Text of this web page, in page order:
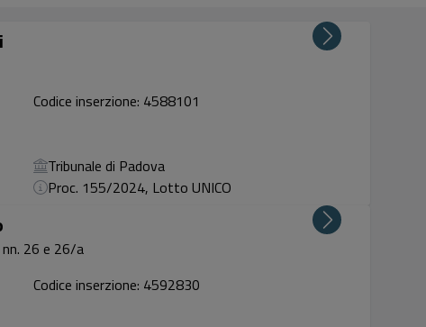
Codice inserzione: 4588101
Tribunale di Padova
Proc. 155/2024, Lotto UNICO
nn. 26 e 26/a
Codice inserzione: 4592830